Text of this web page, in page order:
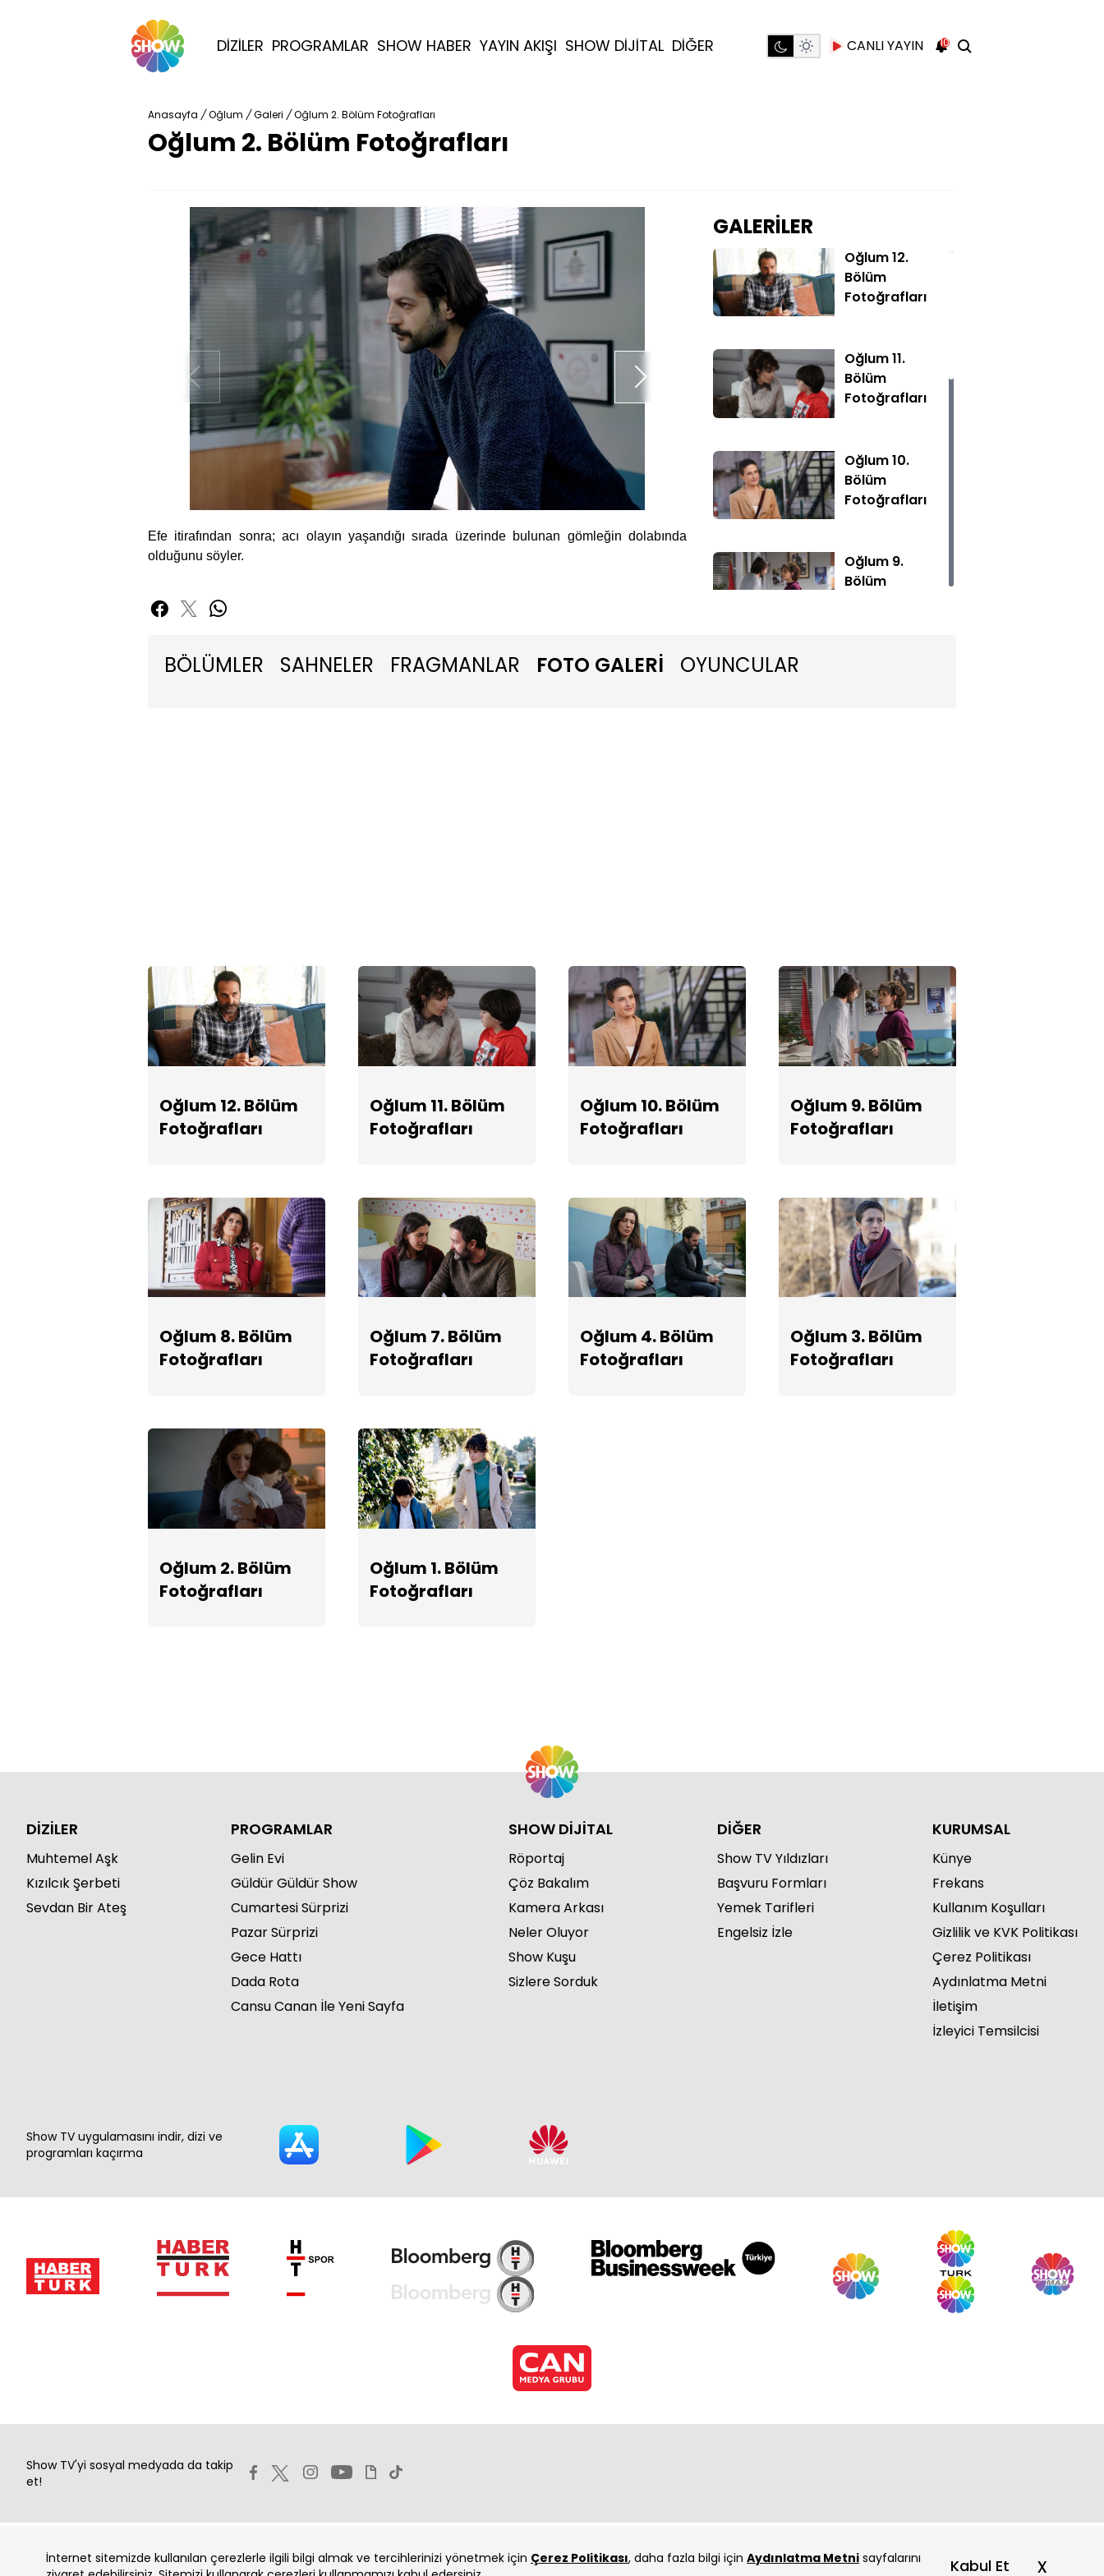
DİZİLER PROGRAMLAR SHOW HABER YAYIN AKIŞI SHOW DİJİTAL DİĞER CANLI YAYIN 10
Anasayfa / Oğlum / Galeri / Oğlum 2. Bölüm Fotoğrafları
Oğlum 2. Bölüm Fotoğrafları
Efe itirafından sonra; acı olayın yaşandığı sırada üzerinde bulunan gömleğin dolabında
olduğunu söyler.
GALERİLER
Oğlum 12.
Bölüm
Fotoğrafları
Oğlum 11.
Bölüm
Fotoğrafları
Oğlum 10.
Bölüm
Fotoğrafları
Oğlum 9.
Bölüm
Oğlum 3.
Bölüm
Fotoğrafları
Oğlum 1. Bölüm
BÖLÜMLER SAHNELER FRAGMANLAR FOTO GALERİ OYUNCULAR
Oğlum 12. Bölüm
Fotoğrafları
Oğlum 11. Bölüm
Fotoğrafları
Oğlum 10. Bölüm
Fotoğrafları
Oğlum 9. Bölüm
Fotoğrafları
Oğlum 8. Bölüm
Fotoğrafları
Oğlum 7. Bölüm
Fotoğrafları
Oğlum 4. Bölüm
Fotoğrafları
Oğlum 3. Bölüm
Fotoğrafları
Oğlum 2. Bölüm
Fotoğrafları
Oğlum 1. Bölüm
Fotoğrafları
İnternet sitemizde kullanılan çerezlerle ilgili bilgi almak ve tercihlerinizi yönetmek için Çerez Politikası, daha fazla bilgi için Aydınlatma Metni sayfalarını
Kabul Et x
DİZİLER
Muhtemel Aşk
Kızılcık Şerbeti
Sevdan Bir Ateş
PROGRAMLAR
Gelin Evi
Güldür Güldür Show
Cumartesi Sürprizi
Pazar Sürprizi
Gece Hattı
Dada Rota
Cansu Canan İle Yeni Sayfa
SHOW DİJİTAL
Röportaj
Çöz Bakalım
Kamera Arkası
Neler Oluyor
Show Kuşu
Sizlere Sorduk
DİĞER
Show TV Yıldızları
Başvuru Formları
Yemek Tarifleri
Engelsiz İzle
KURUMSAL
Künye
Frekans
Kullanım Koşulları
Gizlilik ve KVK Politikası
Çerez Politikası
Aydınlatma Metni
İletişim
İzleyici Temsilcisi
Show TV uygulamasını indir, dizi ve
programları kaçırma
Show TV'yi sosyal medyada da takip
et!
Copyright 2026 Show Televizyon Yayıncılık A.Ş.